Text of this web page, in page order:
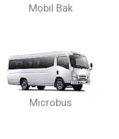
Mobil Bak
Microbus